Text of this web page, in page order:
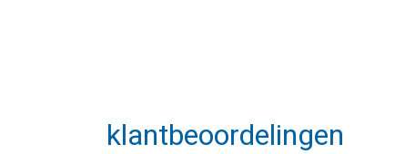
klantbeoordelingen